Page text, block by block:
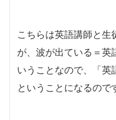
こちらは英語講師と生
が、波が出ている＝英
いうことなので、「英
ということになるので